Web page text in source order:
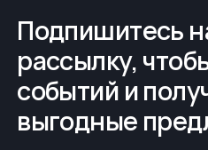
Подпишитесь
рассылку,
событий и
выгодные